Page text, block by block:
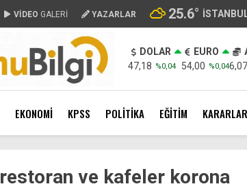
VİDEO GALERİ YAZARLAR 25.6°
DOLAR
47,18 %0,04
EURO
54,00 %0,04
EKONOMİ KPSS POLİTİKA EĞİTİM KARARLAR
restoran ve kafeler korona